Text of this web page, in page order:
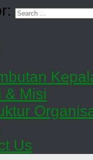
& Misi
Us